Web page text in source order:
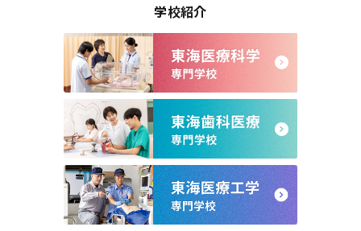
学校紹介